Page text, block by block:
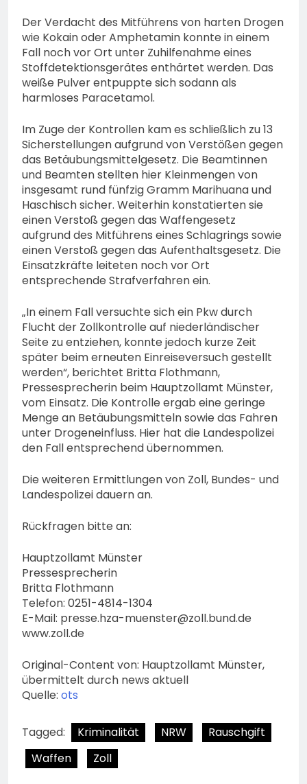
Der Verdacht des Mitführens von harten Drogen
wie Kokain oder Amphetamin konnte in einem
Fall noch vor Ort unter Zuhilfenahme eines
Stoffdetektionsgerätes enthärtet werden. Das
weiße Pulver entpuppte sich sodann als
harmloses Paracetamol.
Im Zuge der Kontrollen kam es schließlich zu 13
Sicherstellungen aufgrund von Verstößen gegen
das Betäubungsmittelgesetz. Die Beamtinnen
und Beamten stellten hier Kleinmengen von
insgesamt rund fünfzig Gramm Marihuana und
Haschisch sicher. Weiterhin konstatierten sie
einen Verstoß gegen das Waffengesetz
aufgrund des Mitführens eines Schlagrings sowie
einen Verstoß gegen das Aufenthaltsgesetz. Die
Einsatzkräfte leiteten noch vor Ort
entsprechende Strafverfahren ein.
„In einem Fall versuchte sich ein Pkw durch
Flucht der Zollkontrolle auf niederländischer
Seite zu entziehen, konnte jedoch kurze Zeit
später beim erneuten Einreiseversuch gestellt
werden“, berichtet Britta Flothmann,
Pressesprecherin beim Hauptzollamt Münster,
vom Einsatz. Die Kontrolle ergab eine geringe
Menge an Betäubungsmitteln sowie das Fahren
unter Drogeneinfluss. Hier hat die Landespolizei
den Fall entsprechend übernommen.
Die weiteren Ermittlungen von Zoll, Bundes- und
Landespolizei dauern an.
Rückfragen bitte an:
Hauptzollamt Münster
Pressesprecherin
Britta Flothmann
Telefon: 0251-4814-1304
E-Mail: presse.hza-muenster@zoll.bund.de
www.zoll.de
Original-Content von: Hauptzollamt Münster,
übermittelt durch news aktuell
Quelle: ots
Tagged: Kriminalität NRW
Rauschgift
Waffen
Zoll